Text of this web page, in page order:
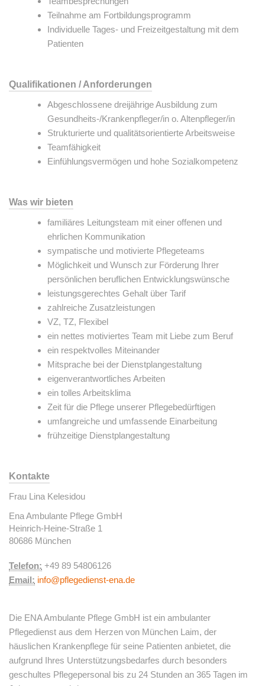
Teilnahme am Fortbildungsprogramm
Individuelle Tages- und Freizeitgestaltung mit dem
Patienten
Qualifikationen / Anforderungen
Abgeschlossene dreijährige Ausbildung zum
Gesundheits-/Krankenpfleger/in o. Altenpfleger/in
Strukturierte und qualitätsorientierte Arbeitsweise
Teamfähigkeit
Einfühlungsvermögen und hohe Sozialkompetenz
Was wir bieten
familiäres Leitungsteam mit einer offenen und
ehrlichen Kommunikation
sympatische und motivierte Pflegeteams
Möglichkeit und Wunsch zur Förderung Ihrer
persönlichen beruflichen Entwicklungswünsche
leistungsgerechtes Gehalt über Tarif
zahlreiche Zusatzleistungen
VZ, TZ, Flexibel
ein nettes motiviertes Team mit Liebe zum Beruf
ein respektvolles Miteinander
Mitsprache bei der Dienstplangestaltung
eigenverantwortliches Arbeiten
ein tolles Arbeitsklima
Zeit für die Pflege unserer Pflegebedürftigen
umfangreiche und umfassende Einarbeitung
frühzeitige Dienstplangestaltung
Kontakte
Frau Lina Kelesidou
Ena Ambulante Pflege GmbH
Heinrich-Heine-Straße 1
80686 München
Telefon: +49 89 54806126
Email: info@pflegedienst-ena.de
Die ENA Ambulante Pflege GmbH ist ein ambulanter
Pflegedienst aus dem Herzen von München Laim, der
häuslichen Krankenpflege für seine Patienten anbietet, die
aufgrund Ihres Unterstützungsbedarfes durch besonders
geschultes Pflegepersonal bis zu 24 Stunden an 365 Tagen im